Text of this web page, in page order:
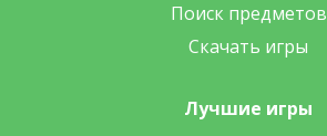
Поиск предметов
Скачать игры
Лучшие игры